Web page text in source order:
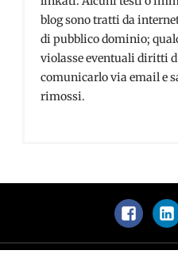
blog sono tratti da
di pubblico dominio;
violasse eventuali diritti
comunicarlo via email e
rimossi.